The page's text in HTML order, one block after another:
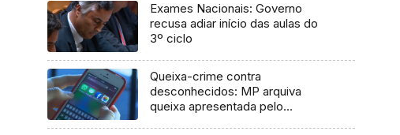
Exames Nacionais: Governo
recusa adiar início das aulas do
3º ciclo
Queixa-crime contra
desconhecidos: MP arquiva
queixa apresentada pelo